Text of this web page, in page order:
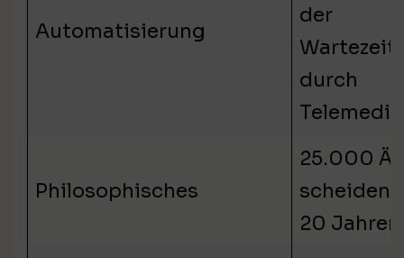
Automatisierung
der
durch
Philosophisches
25.000
scheiden
20 Jahren